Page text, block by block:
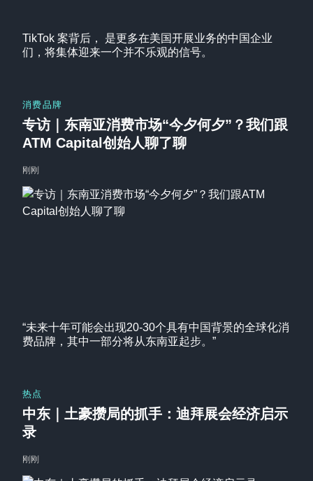
TikTok 案背后， 是更多在美国开展业务的中国企业
们，将集体迎来一个并不乐观的信号。
“未来十年可能会出现20-30个具有中国背景的全球化消
费品牌，其中一部分将从东南亚起步。”
消费品牌
专访｜东南亚消费市场“今夕何夕”？我们跟
ATM Capital创始人聊了聊
刚刚
热点
中东｜土豪攒局的抓手：迪拜展会经济启示
录
刚刚